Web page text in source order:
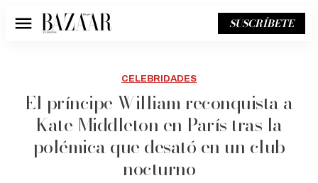
Menú SUSCRÍBETE
CELEBRIDADES
El príncipe William reconquista a
Kate Middleton en París tras la
polémica que desató en un club
nocturno